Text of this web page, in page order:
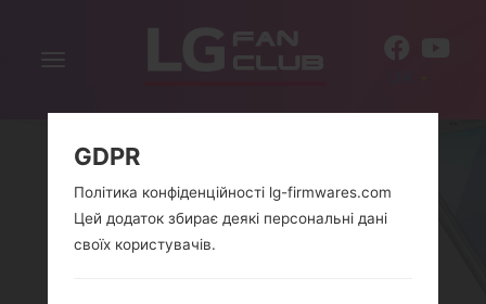
Включити
GDPR
Політика конфіденційності lg-firmwares.com
Цей додаток збирає деякі персональні дані
своїх користувачів.